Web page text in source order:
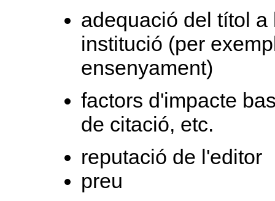
adequació del títol
institució (per
ensenyament)
factors d'impacte
de citació, etc.
reputació de l'editor
preu